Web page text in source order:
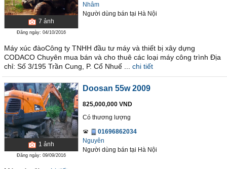
7 ảnh
Đăng ngày: 04/10/2016
Nhâm
Người dùng bán tại Hà Nội
Máy xúc đàoCông ty TNHH đầu tư máy và thiết bị xây dựng
CODACO Chuyên mua bán và cho thuê các loại máy công trình Địa
chỉ: Số 3/195 Trần Cung, P. Cổ Nhuế ...
chi tiết
1 ảnh
Đăng ngày: 09/09/2016
Doosan 55w 2009
825,000,000 VND
Có thương lượng
01696862034
Nguyên
Người dùng bán tại Hà Nội